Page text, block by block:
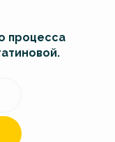
процесса